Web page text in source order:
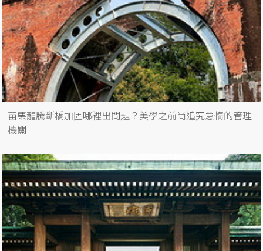
苗栗龍騰斷橋加固哪裡出問題？美學之前尚追究怠惰的管理
機關